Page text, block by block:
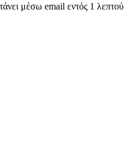
μέσω email εντός 1 λεπτού